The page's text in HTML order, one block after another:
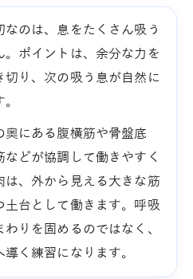
のは、息をたくさん吸う
。ポイントは、余分な力を
り、次の吸う息が自然に
にある腹横筋や骨盤底
どが協調して働きやすく
、外から見える大きな筋
台として働きます。呼吸
りを固めるのではなく、
く練習になります。